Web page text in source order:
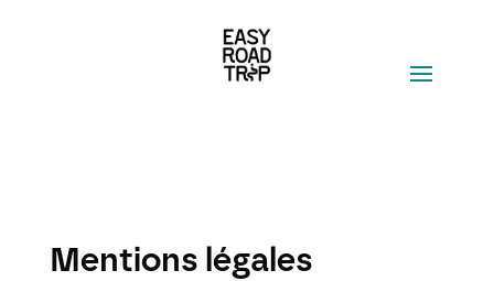
Mentions légales